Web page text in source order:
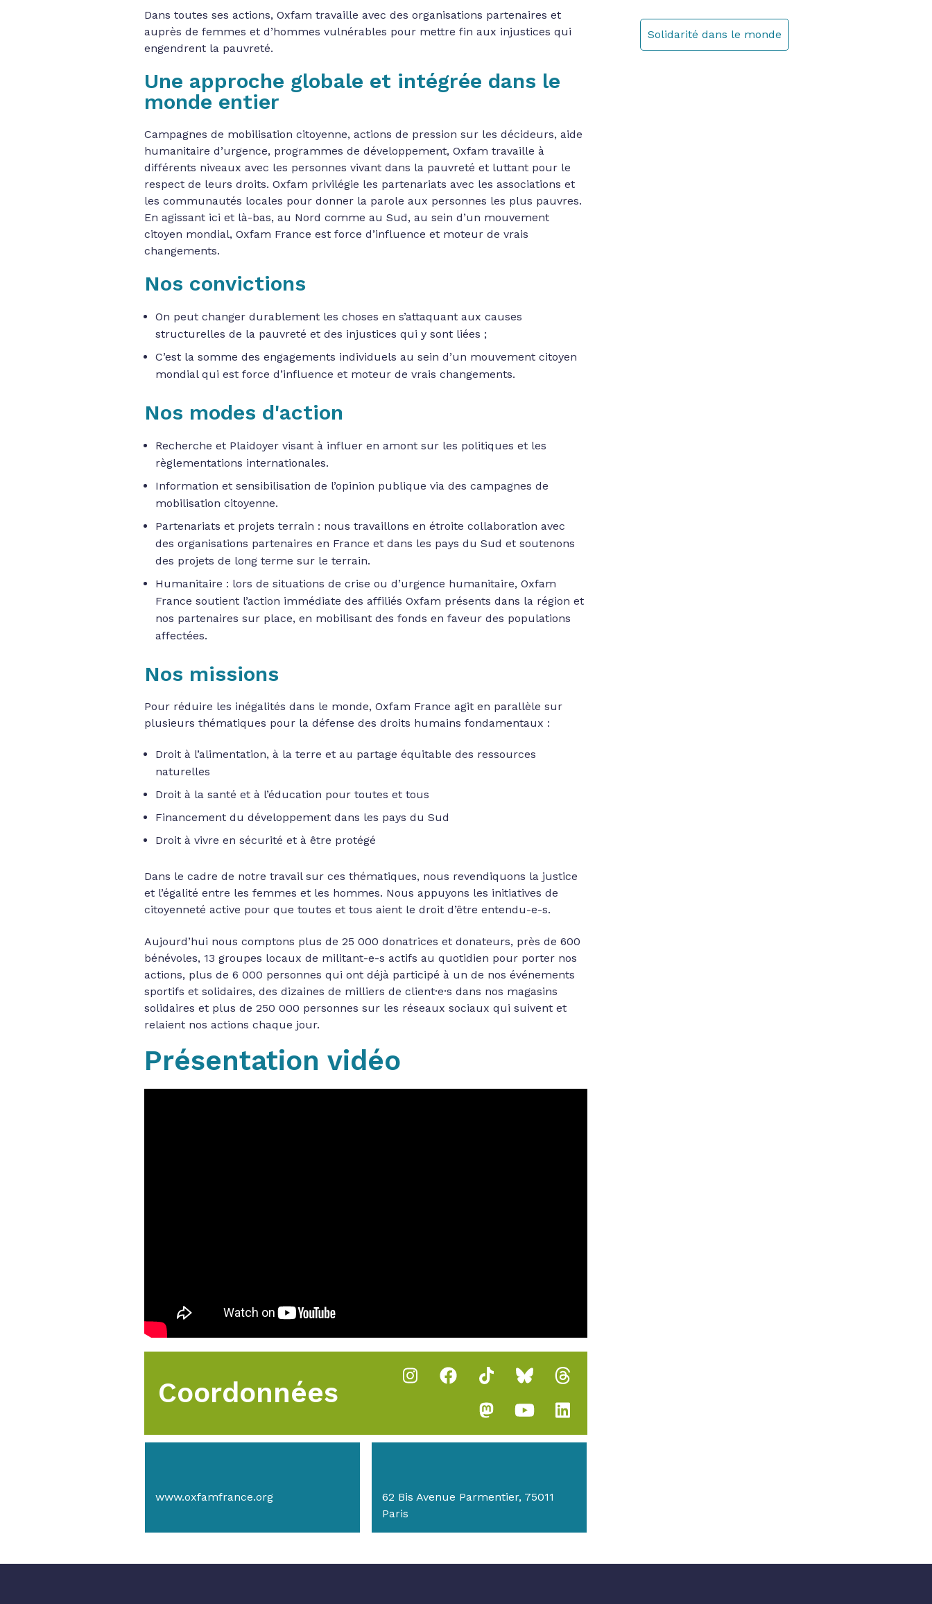
Dans toutes ses actions, Oxfam travaille avec des organisations partenaires et
auprès de femmes et d’hommes vulnérables pour mettre fin aux injustices qui
engendrent la pauvreté.
Une approche globale et intégrée dans le
monde entier
Campagnes de mobilisation citoyenne, actions de pression sur les décideurs, aide
humanitaire d’urgence, programmes de développement, Oxfam travaille à
différents niveaux avec les personnes vivant dans la pauvreté et luttant pour le
respect de leurs droits. Oxfam privilégie les partenariats avec les associations et
les communautés locales pour donner la parole aux personnes les plus pauvres.
En agissant ici et là-bas, au Nord comme au Sud, au sein d’un mouvement
citoyen mondial, Oxfam France est force d’influence et moteur de vrais
changements.
Nos convictions
On peut changer durablement les choses en s’attaquant aux causes
structurelles de la pauvreté et des injustices qui y sont liées ;
C’est la somme des engagements individuels au sein d’un mouvement citoyen
mondial qui est force d’influence et moteur de vrais changements.
Nos modes d'action
Recherche et Plaidoyer visant à influer en amont sur les politiques et les
règlementations internationales.
Information et sensibilisation de l’opinion publique via des campagnes de
mobilisation citoyenne.
Partenariats et projets terrain : nous travaillons en étroite collaboration avec
des organisations partenaires en France et dans les pays du Sud et soutenons
des projets de long terme sur le terrain.
Humanitaire : lors de situations de crise ou d’urgence humanitaire, Oxfam
France soutient l’action immédiate des affiliés Oxfam présents dans la région et
nos partenaires sur place, en mobilisant des fonds en faveur des populations
affectées.
Nos missions
Pour réduire les inégalités dans le monde, Oxfam France agit en parallèle sur
plusieurs thématiques pour la défense des droits humains fondamentaux :
Droit à l’alimentation, à la terre et au partage équitable des ressources
naturelles
Droit à la santé et à l’éducation pour toutes et tous
Financement du développement dans les pays du Sud
Droit à vivre en sécurité et à être protégé
Dans le cadre de notre travail sur ces thématiques, nous revendiquons la justice
et l’égalité entre les femmes et les hommes. Nous appuyons les initiatives de
citoyenneté active pour que toutes et tous aient le droit d’être entendu-e-s.
Aujourd’hui nous comptons plus de 25 000 donatrices et donateurs, près de 600
bénévoles, 13 groupes locaux de militant-e-s actifs au quotidien pour porter nos
actions, plus de 6 000 personnes qui ont déjà participé à un de nos événements
sportifs et solidaires, des dizaines de milliers de client·e·s dans nos magasins
solidaires et plus de 250 000 personnes sur les réseaux sociaux qui suivent et
relaient nos actions chaque jour.
Présentation vidéo
Coordonnées
www.oxfamfrance.org
62 Bis Avenue Parmentier, 75011
Paris
Solidarité dans le monde